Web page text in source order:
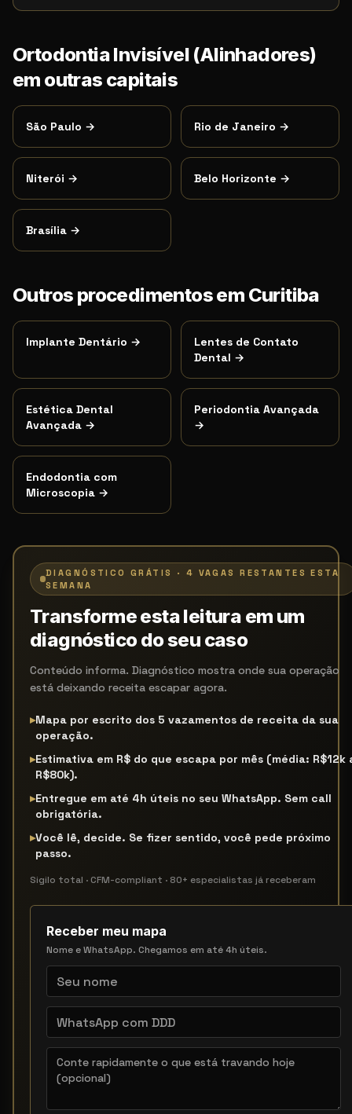
Ortodontia Invisível (Alinhadores)
em outras capitais
São Paulo → Rio de Janeiro →
Niterói → Belo Horizonte →
Brasília →
Outros procedimentos em Curitiba
Implante Dentário →
Lentes de Contato
Dental →
Estética Dental
Avançada →
Periodontia Avançada
→
Endodontia com
Microscopia →
DIAGNÓSTICO GRÁTIS · 4 VAGAS RESTANTES ESTA
SEMANA
Transforme esta leitura em um
diagnóstico do seu caso
Conteúdo informa. Diagnóstico mostra onde sua operação
está deixando receita escapar agora.
▸Mapa por escrito dos 5 vazamentos de receita da sua
operação.
▸Estimativa em R$ do que escapa por mês (média: R$12k
R$80k).
▸Entregue em até 4h úteis no seu WhatsApp. Sem call
obrigatória.
▸Você lê, decide. Se fizer sentido, você pede próximo
passo.
Sigilo total · CFM-compliant · 80+ especialistas já receberam
Receber meu mapa
Nome e WhatsApp. Chegamos em até 4h úteis.